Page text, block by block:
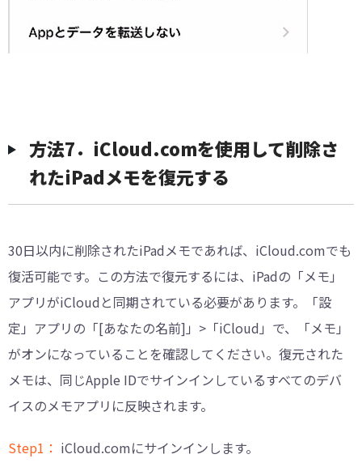
方法7．iCloud.comを使用して削除さ
れたiPadメモを復元する
30日以内に削除されたiPadメモであれば、iCloud.comでも
復活可能です。この方法で復元するには、iPadの「メモ」
アプリがiCloudと同期されている必要があります。「設
定」アプリの「[あなたの名前]」>「iCloud」で、「メモ」
がオンになっていることを確認してください。復元された
メモは、同じApple IDでサインインしているすべてのデバ
イスのメモアプリに反映されます。
Step1： iCloud.comにサインインします。